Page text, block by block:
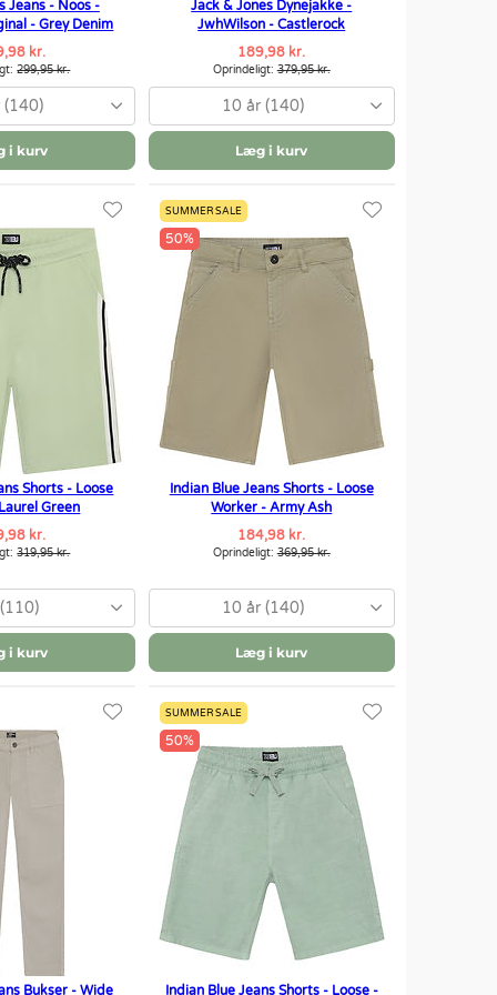
Jeans - Noos -
- Grey Denim
kr.
299,95 kr.
(140)
i kurv
Jack & Jones Dynejakke -
JwhWilson - Castlerock
189,98 kr.
Oprindeligt:379,95 kr.
10 år (140)
Læg i kurv
Shorts - Loose
Green
kr.
319,95 kr.
i kurv
SUMMER SALE
50%
Indian Blue Jeans Shorts - Loose
Worker - Army Ash
184,98 kr.
Oprindeligt:369,95 kr.
10 år (140)
Læg i kurv
Bukser - Wide
SUMMER SALE
50%
Indian Blue Jeans Shorts - Loose -